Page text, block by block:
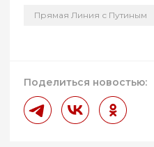
Прямая Линия с Путиным
Поделиться новостью: